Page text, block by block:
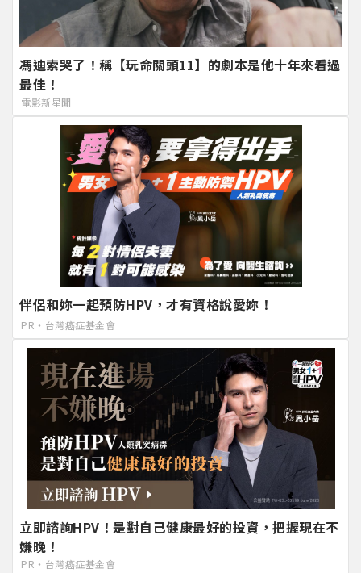
馮迪索哭了！稱【玩命關頭11】的劇本是他十年來看過
最佳！
電影新星聞
伴侶和妳一起預防HPV，才有資格說愛妳！
PR・台灣癌症基金會
立即諮詢HPV！是對自己健康最好的投資，把握現在不
嫌晚！
PR・台灣癌症基金會